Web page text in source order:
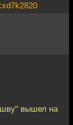
шву" вышел на